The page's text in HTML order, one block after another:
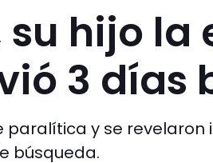
su hijo la
3 días
paralítica y se
búsqueda.